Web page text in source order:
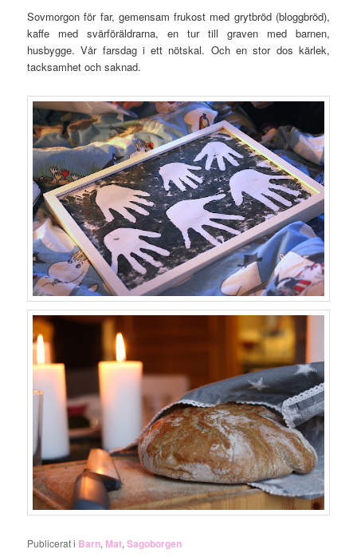
Sovmorgon för far, gemensam frukost med grytbröd (bloggbröd),
kaffe med svärföräldrarna, en tur till graven med barnen,
husbygge. Vår farsdag i ett nötskal. Och en stor dos kärlek,
tacksamhet och saknad.
Publicerat i Barn, Mat,Sagoborgen